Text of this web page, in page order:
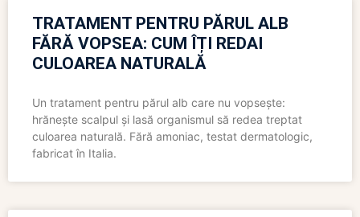
TRATAMENT PENTRU PĂRUL ALB
FĂRĂ VOPSEA: CUM ÎȚI REDAI
CULOAREA NATURALĂ
Un tratament pentru părul alb care nu vopsește:
hrănește scalpul și lasă organismul să redea treptat
culoarea naturală. Fără amoniac, testat dermatologic,
fabricat în Italia.